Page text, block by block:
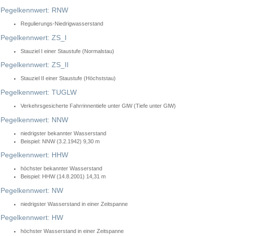
Pegelkennwert: RNW
Regulierungs-Niedrigwasserstand
Pegelkennwert: ZS_I
Stauziel I einer Staustufe (Normalstau)
Pegelkennwert: ZS_II
Stauziel II einer Staustufe (Höchststau)
Pegelkennwert: TUGLW
Verkehrsgesicherte Fahrrinnentiefe unter GlW (Tiefe unter GlW)
Pegelkennwert: NNW
niedrigster bekannter Wasserstand
Beispiel: NNW (3.2.1942) 9,30 m
Pegelkennwert: HHW
höchster bekannter Wasserstand
Beispiel: HHW (14.8.2001) 14,31 m
Pegelkennwert: NW
niedrigster Wasserstand in einer Zeitspanne
Pegelkennwert: HW
höchster Wasserstand in einer Zeitspanne